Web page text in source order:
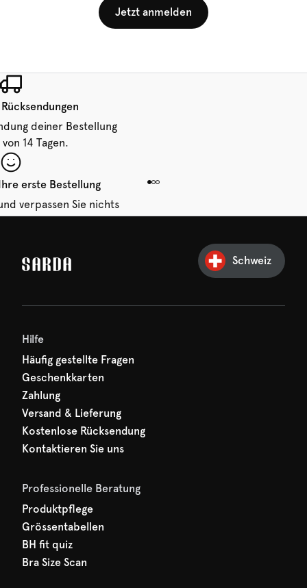
Jetzt anmelden
deiner Bestellung
14 Tagen.
erste Bestellung
verpassen Sie nichts
erster Rabatt wartet
Schweiz
Hilfe
Häufig gestellte Fragen
Geschenkkarten
Zahlung
Versand & Lieferung
Kostenlose Rücksendung
Kontaktieren Sie uns
Professionelle Beratung
Produktpflege
Grössentabellen
BH fit quiz
Bra Size Scan